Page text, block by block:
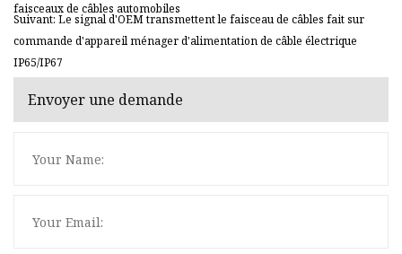
faisceaux de câbles automobiles
Suivant: Le signal d'OEM transmettent le faisceau de câbles fait sur
commande d'appareil ménager d'alimentation de câble électrique
IP65/IP67
Envoyer une demande